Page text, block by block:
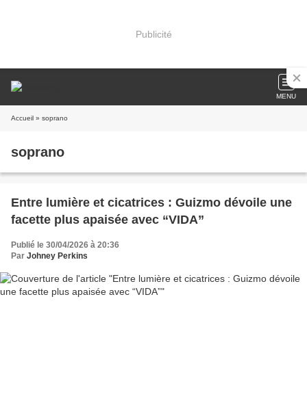
Publicité
MENU
Accueil » soprano
soprano
Entre lumière et cicatrices : Guizmo dévoile une
facette plus apaisée avec “VIDA”
Publié le 30/04/2026 à 20:36
Par Johney Perkins